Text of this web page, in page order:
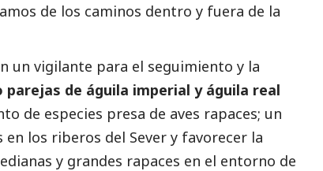
de los caminos dentro y fuera de la
un vigilante para el seguimiento y la
de águila imperial y águila real
de especies presa de aves rapaces; un
los riberos del Sever y favorecer la
y grandes rapaces en el entorno de